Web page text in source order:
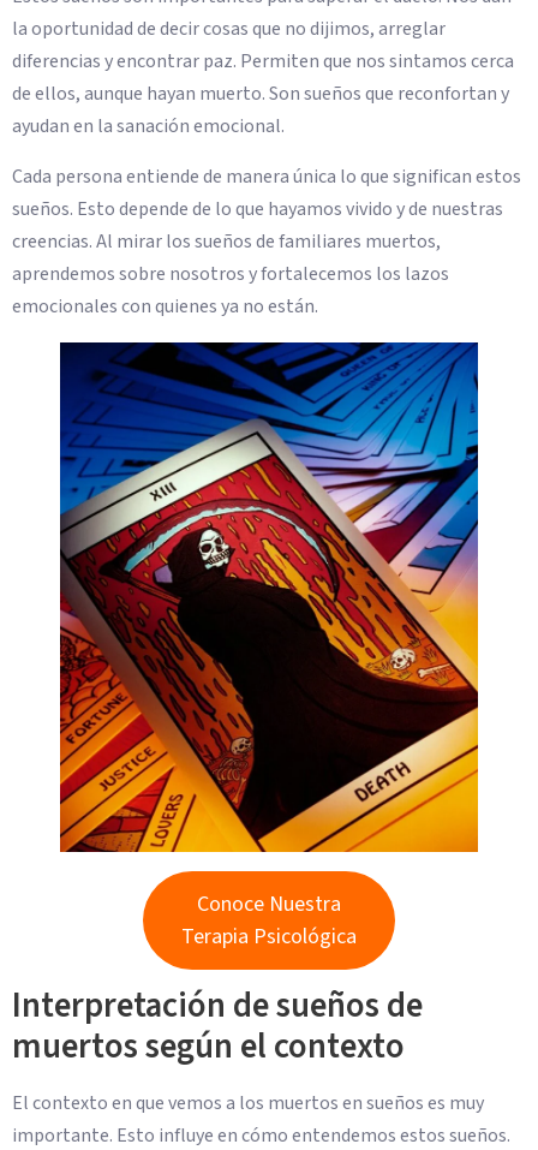
la oportunidad de decir cosas que no dijimos, arreglar
diferencias y encontrar paz. Permiten que nos sintamos cerca
de ellos, aunque hayan muerto. Son sueños que reconfortan y
ayudan en la sanación emocional.
Cada persona entiende de manera única lo que significan estos
sueños. Esto depende de lo que hayamos vivido y de nuestras
creencias. Al mirar los sueños de familiares muertos,
aprendemos sobre nosotros y fortalecemos los lazos
emocionales con quienes ya no están.
Conoce Nuestra
Terapia Psicológica
Interpretación de sueños de
muertos según el contexto
El contexto en que vemos a los muertos en sueños es muy
importante. Esto influye en cómo entendemos estos sueños.